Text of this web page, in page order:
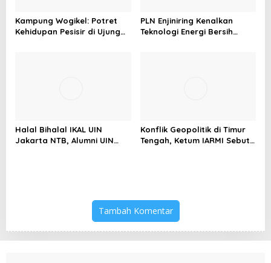
Kampung Wogikel: Potret
Kehidupan Pesisir di Ujung
PLN Enjiniring Kenalkan
Teknologi Energi Bersih
Halal Bihalal IKAL UIN
Jakarta NTB, Alumni UIN
Konflik Geopolitik di Timur
Tengah, Ketum IARMI Sebut
Tambah Komentar